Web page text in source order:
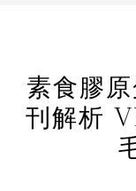
素食膠
刊解析